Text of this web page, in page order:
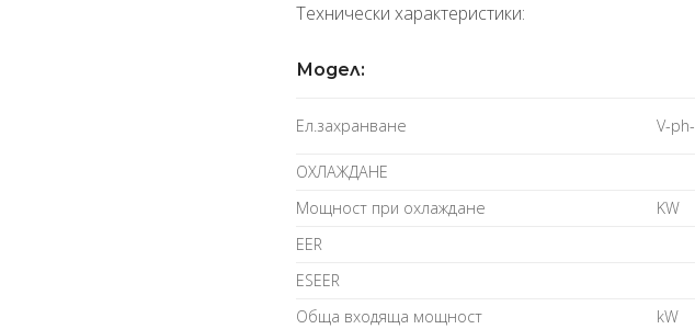
Технически характеристики:
Модел:
Ел.захранване V-
ОХЛАЖДАНЕ
Мощност при охлаждане
KW
EER
ESEER
Обща входяща мощност
kW